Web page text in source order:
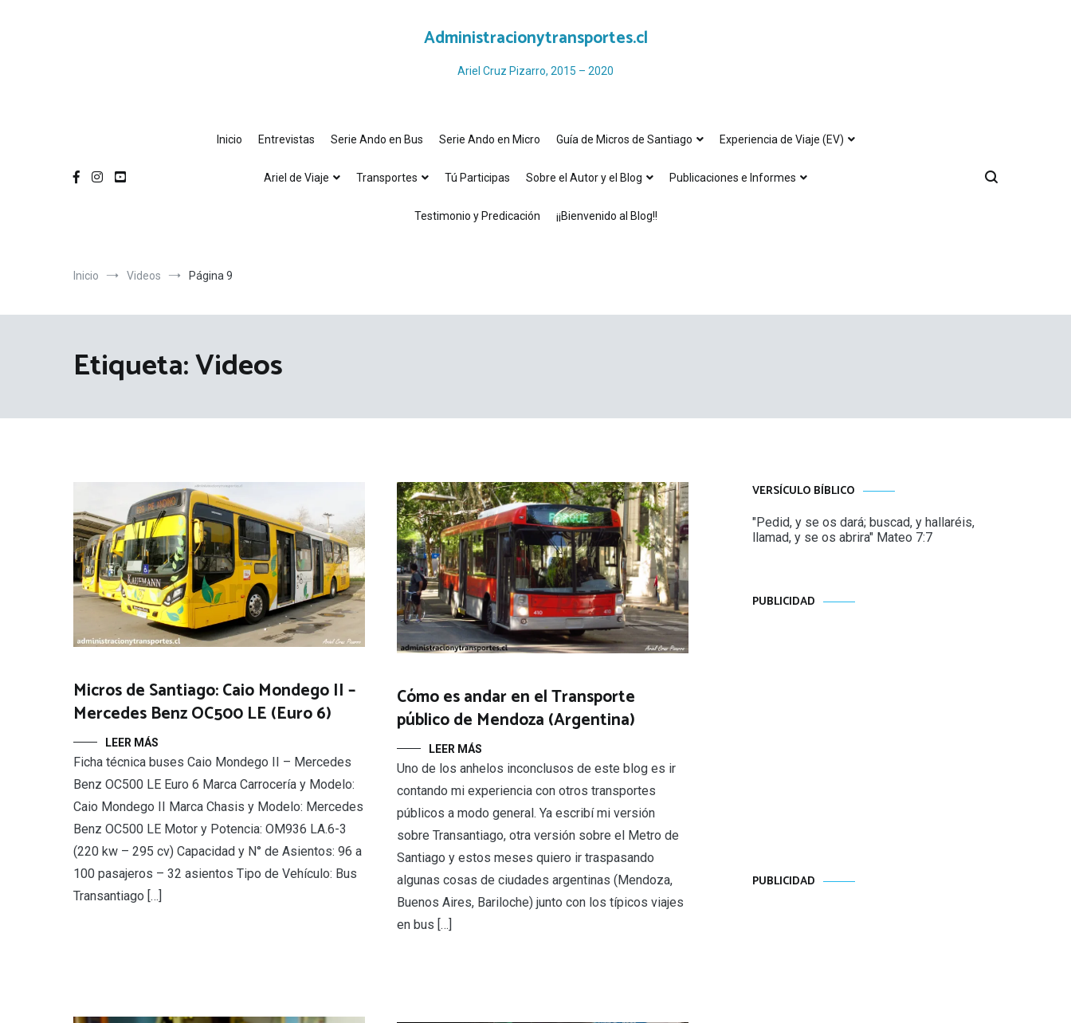
Administracionytransportes.cl
Ariel Cruz Pizarro, 2015 – 2020
Inicio Entrevistas Serie Ando en Bus Serie Ando en Micro Guía de Micros de Santiago Experiencia de Viaje (EV)
Ariel de Viaje Transportes Tú Participas Sobre el Autor y el Blog Publicaciones e Informes
Testimonio y Predicación ¡¡Bienvenido al Blog!!
Inicio Videos Página 9
Etiqueta:Videos
Micros de Santiago: Caio Mondego II –
Mercedes Benz OC500 LE (Euro 6)
LEER MÁS
Ficha técnica buses Caio Mondego II – Mercedes
Benz OC500 LE Euro 6 Marca Carrocería y Modelo:
Caio Mondego II Marca Chasis y Modelo: Mercedes
Benz OC500 LE Motor y Potencia: OM936 LA.6-3
(220 kw – 295 cv) Capacidad y N° de Asientos: 96 a
100 pasajeros – 32 asientos Tipo de Vehículo: Bus
Transantiago […]
Cómo es andar en el Transporte
público de Mendoza (Argentina)
LEER MÁS
Uno de los anhelos inconclusos de este blog es ir
contando mi experiencia con otros transportes
públicos a modo general. Ya escribí mi versión
sobre Transantiago, otra versión sobre el Metro de
Santiago y estos meses quiero ir traspasando
algunas cosas de ciudades argentinas (Mendoza,
Buenos Aires, Bariloche) junto con los típicos viajes
en bus […]
VERSÍCULO BÍBLICO
"Pedid, y se os dará; buscad, y hallaréis,
llamad, y se os abrira" Mateo 7:7
PUBLICIDAD
PUBLICIDAD